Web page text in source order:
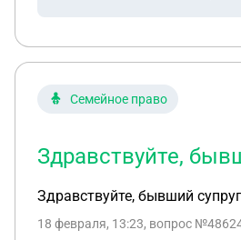
Семейное право
Здравствуйте,
Здравствуйте, бывший
18 февраля, 13:23, вопрос